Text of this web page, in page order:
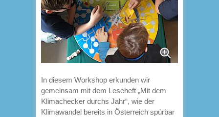
In diesem Workshop erkunden wir
gemeinsam mit dem Leseheft „Mit dem
Klimachecker durchs Jahr“, wie der
Klimawandel bereits in Österreich spürbar